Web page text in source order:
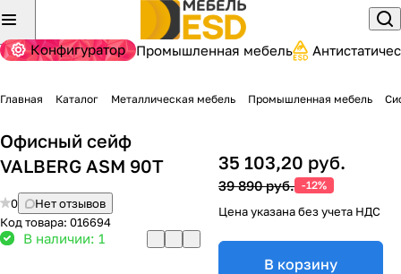
Конфигуратор Промышленная мебель
Главная Каталог Металлическая мебель Промышленная мебель
Офисный сейф
VALBERG ASM 90T
0
Нет отзывов
Код товара: 016694
В наличии: 1
35 103,20 руб.
39 890 руб. -12%
Цена указана без учета НДС
В корзину